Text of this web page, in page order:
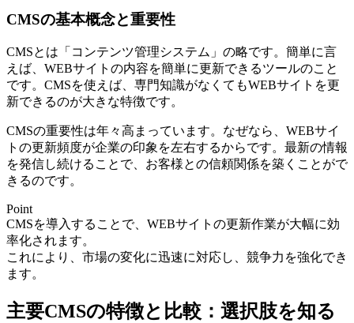
CMSの基本概念と重要性
CMSとは「コンテンツ管理システム」の略です。簡単に言
えば、WEBサイトの内容を簡単に更新できるツールのこと
です。 CMSを使えば、専門知識がなくてもWEBサイトを更
新できるのが大きな特徴です。
CMSの重要性は年々高まっています。なぜなら、WEBサイ
トの更新頻度が企業の印象を左右するからです。最新の情報
を発信し続けることで、お客様との信頼関係を築くことがで
きるのです。
Point
CMSを導入することで、WEBサイトの更新作業が大幅に効
率化されます。
これにより、市場の変化に迅速に対応し、競争力を強化でき
ます。
主要CMSの特徴と比較：選択肢を知る